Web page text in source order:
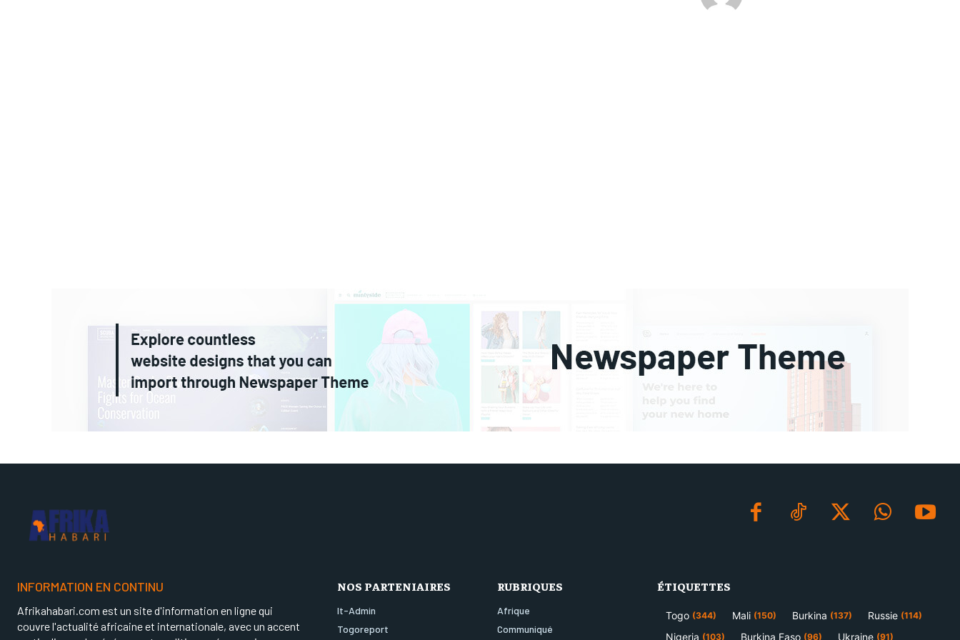
INFORMATION EN CONTINU
Afrikahabari.com est un site d'information en ligne qui
couvre l'actualité africaine et internationale, avec un accent
NOS PARTENIAIRES
It-Admin
Togoreport
RUBRIQUES
Afrique
Communiqué
ÉTIQUETTES
Togo (344) Mali (150) Burkina (137) Russie (114)
Nigeria (103) Burkina Faso (96) Ukraine (91)